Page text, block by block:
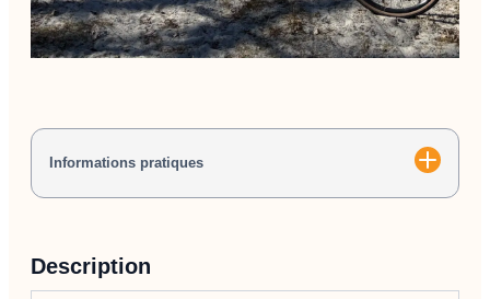
Informations pratiques
Description